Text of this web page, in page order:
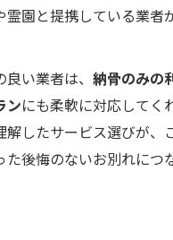
霊園と提携している業者
い業者は、 納骨のみの
ンにも柔軟に対応してく
解したサービス選びが、
た後悔のないお別れにつ